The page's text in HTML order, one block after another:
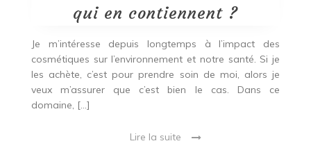
qui en contiennent ?
Je m’intéresse depuis longtemps à l’impact des
cosmétiques sur l’environnement et notre santé. Si je
les achète, c’est pour prendre soin de moi, alors je
veux m’assurer que c’est bien le cas. Dans ce
domaine, […]
Lire la suite